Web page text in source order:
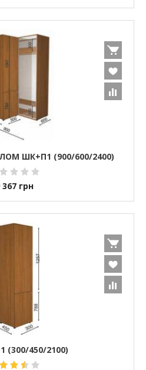
ШК+П1 (900/600/2400)
367 грн
(300/450/2100)